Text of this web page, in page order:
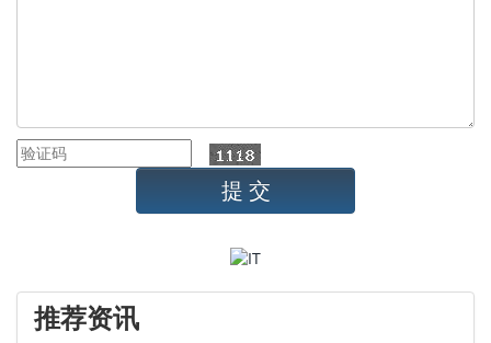
推荐资讯